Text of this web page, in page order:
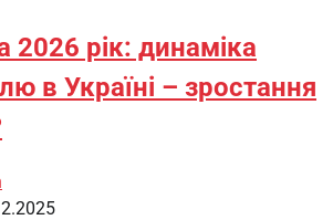
2026 рік: динаміка
в Україні – зростання